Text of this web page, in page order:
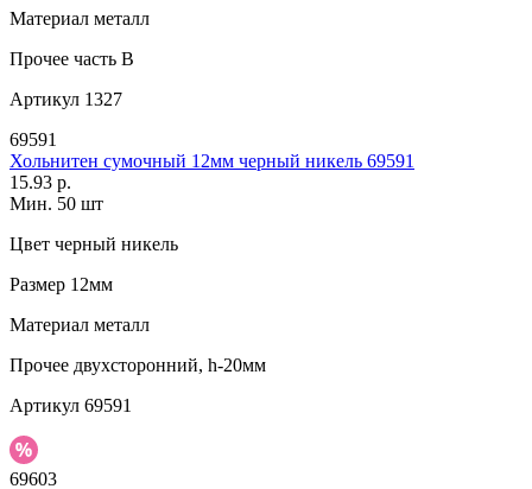
Материал металл
Прочее часть B
Артикул 1327
69591
Хольнитен сумочный 12мм черный никель 69591
15.93 р.
Мин. 50 шт
Цвет черный никель
Размер 12мм
Материал металл
Прочее двухсторонний, h-20мм
Артикул 69591
69603